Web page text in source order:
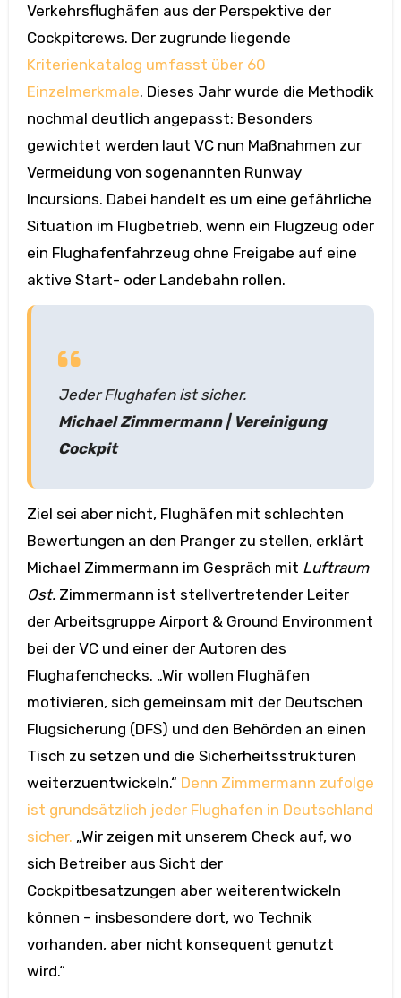
Verkehrsflughäfen aus der Perspektive der
Cockpitcrews. Der zugrunde liegende
Kriterienkatalog umfasst über 60
Einzelmerkmale. Dieses Jahr wurde die Methodik
nochmal deutlich angepasst: Besonders
gewichtet werden laut VC nun Maßnahmen zur
Vermeidung von sogenannten Runway
Incursions. Dabei handelt es um eine gefährliche
Situation im Flugbetrieb, wenn ein Flugzeug oder
ein Flughafenfahrzeug ohne Freigabe auf eine
aktive Start- oder Landebahn rollen.
Jeder Flughafen ist sicher.
Michael Zimmermann | Vereinigung
Cockpit
Ziel sei aber nicht, Flughäfen mit schlechten
Bewertungen an den Pranger zu stellen, erklärt
Michael Zimmermann im Gespräch mit Luftraum
Ost.Zimmermann ist stellvertretender Leiter
der Arbeitsgruppe Airport & Ground Environment
bei der VC und einer der Autoren des
Flughafenchecks. „Wir wollen Flughäfen
motivieren, sich gemeinsam mit der Deutschen
Flugsicherung (DFS) und den Behörden an einen
Tisch zu setzen und die Sicherheitsstrukturen
weiterzuentwickeln.“ Denn Zimmermann zufolge
ist grundsätzlich jeder Flughafen in Deutschland
sicher. „Wir zeigen mit unserem Check auf, wo
sich Betreiber aus Sicht der
Cockpitbesatzungen aber weiterentwickeln
können – insbesondere dort, wo Technik
vorhanden, aber nicht konsequent genutzt
wird.“